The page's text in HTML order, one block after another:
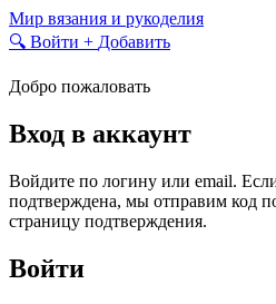
Skip
to
Мир вязания и рукоделия
🔍 Войти + Добавить
Добро пожаловать
Вход в аккаунт
Войдите по логину или email.
подтверждена, мы отправим код
страницу подтверждения.
Войти